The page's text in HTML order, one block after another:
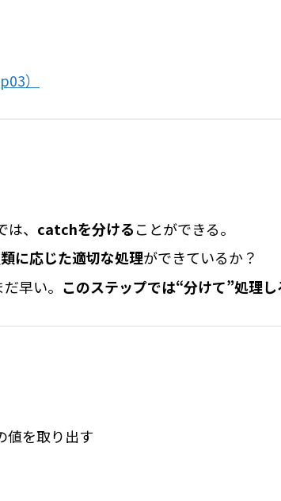
）
、 catchを分けることができる。
に応じた適切な処理ができているか？
早い。 このステップでは“分けて”処理し
値を取り出す